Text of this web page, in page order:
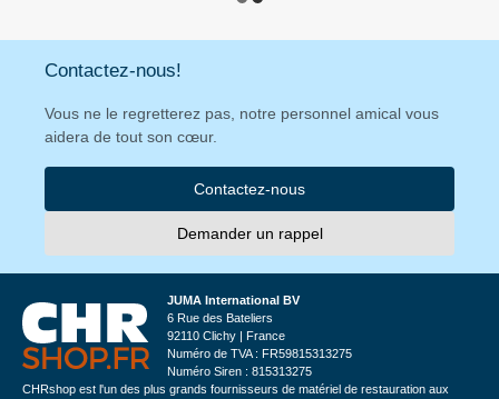
Contactez-nous!
Vous ne le regretterez pas, notre personnel amical vous
aidera de tout son cœur.
Contactez-nous
Demander un rappel
JUMA International BV
6 Rue des Bateliers
92110 Clichy | France
Numéro de TVA : FR59815313275
Numéro Siren : 815313275
CHRshop est l'un des plus grands fournisseurs de matériel de restauration aux